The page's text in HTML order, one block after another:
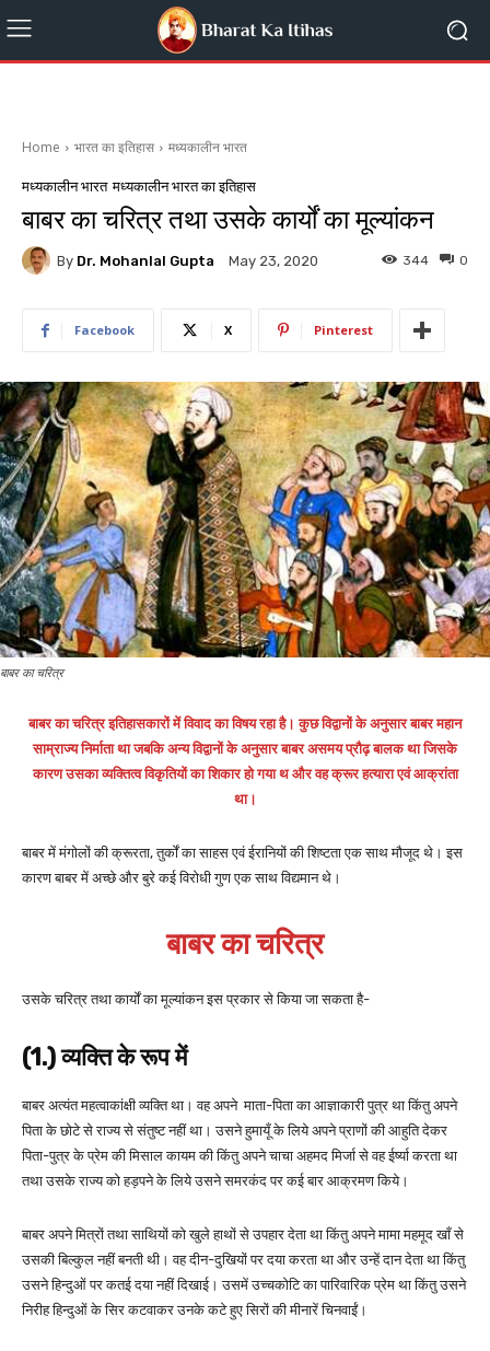
Home भारत का इतिहास मध्यकालीन भारत
मध्यकालीन भारत मध्यकालीन भारत का इतिहास
बाबर का चरित्र तथा उसके कार्यों का मूल्यांकन
By Dr. Mohanlal Gupta May 23, 2020 0
344
Facebook X Pinterest
बाबर का चरित्र
बाबर का चरित्र इतिहासकारों में विवाद का विषय रहा है। कुछ विद्वानों के अनुसार बाबर महान
साम्राज्य निर्माता था जबकि अन्य विद्वानों के अनुसार बाबर असमय प्रौढ़ बालक था जिसके
कारण उसका व्यक्तित्व विकृतियों का शिकार हो गया थ और वह क्रूर हत्यारा एवं आक्रांता
था।
बाबर में मंगोलों की क्रूरता, तुर्कों का साहस एवं ईरानियों की शिष्टता एक साथ मौजूद थे। इस
कारण बाबर में अच्छे और बुरे कई विरोधी गुण एक साथ विद्यमान थे।
बाबर का चरित्र
उसके चरित्र तथा कार्यों का मूल्यांकन इस प्रकार से किया जा सकता है-
(1.) व्यक्ति के रूप में
बाबर अत्यंत महत्वाकांक्षी व्यक्ति था। वह अपने माता-पिता का आज्ञाकारी पुत्र था किंतु अपने
पिता के छोटे से राज्य से संतुष्ट नहीं था। उसने हुमायूँ के लिये अपने प्राणों की आहुति देकर
पिता-पुत्र के प्रेम की मिसाल कायम की किंतु अपने चाचा अहमद मिर्जा से वह ईर्ष्या करता था
तथा उसके राज्य को हड़पने के लिये उसने समरकंद पर कई बार आक्रमण किये।
बाबर अपने मित्रों तथा साथियों को खुले हाथों से उपहार देता था किंतु अपने मामा महमूद खाँ से
उसकी बिल्कुल नहीं बनती थी। वह दीन-दुखियों पर दया करता था और उन्हें दान देता था किंतु
उसने हिन्दुओं पर कतई दया नहीं दिखाई। उसमें उच्चकोटि का पारिवारिक प्रेम था किंतु उसने
निरीह हिन्दुओं के सिर कटवाकर उनके कटे हुए सिरों की मीनारें चिनवाईं।